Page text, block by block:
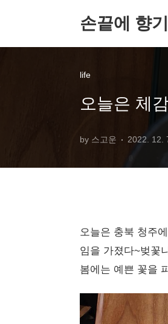
손끝에 향
life
오늘은 체
by 스고운 2022. 12.
오늘은 충북 청주
임을 가졌다~벚꽃
봄에는 예쁜 꽃을